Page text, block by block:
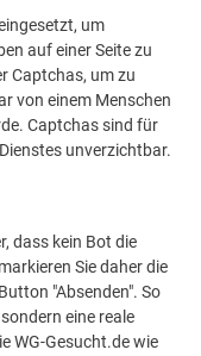
um
auf einer Seite zu
Captchas, um zu
von einem Menschen
Captchas sind für
unverzichtbar.
dass kein Bot die
Sie daher die
"Absenden". So
eine reale
WG-Gesucht.de wie